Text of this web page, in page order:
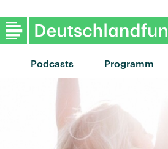
Podcasts Programm